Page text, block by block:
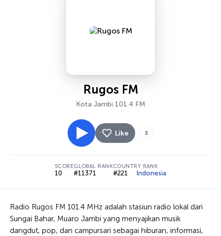
Rugos FM
Kota Jambi 101.4 FM
Like 3
SCORE
10
GLOBAL RANK
#11371
COUNTRY RANK
#221 Indonesia
Radio Rugos FM 101.4 MHz adalah stasiun radio lokal dari
Sungai Bahar, Muaro Jambi yang menyajikan musik
dangdut, pop, dan campursari sebagai hiburan, informasi,